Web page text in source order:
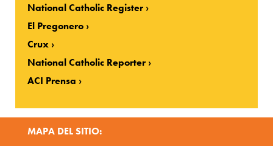
National Catholic Register
El Pregonero
Crux
National Catholic Reporter
ACI Prensa
MAPA DEL SITIO: